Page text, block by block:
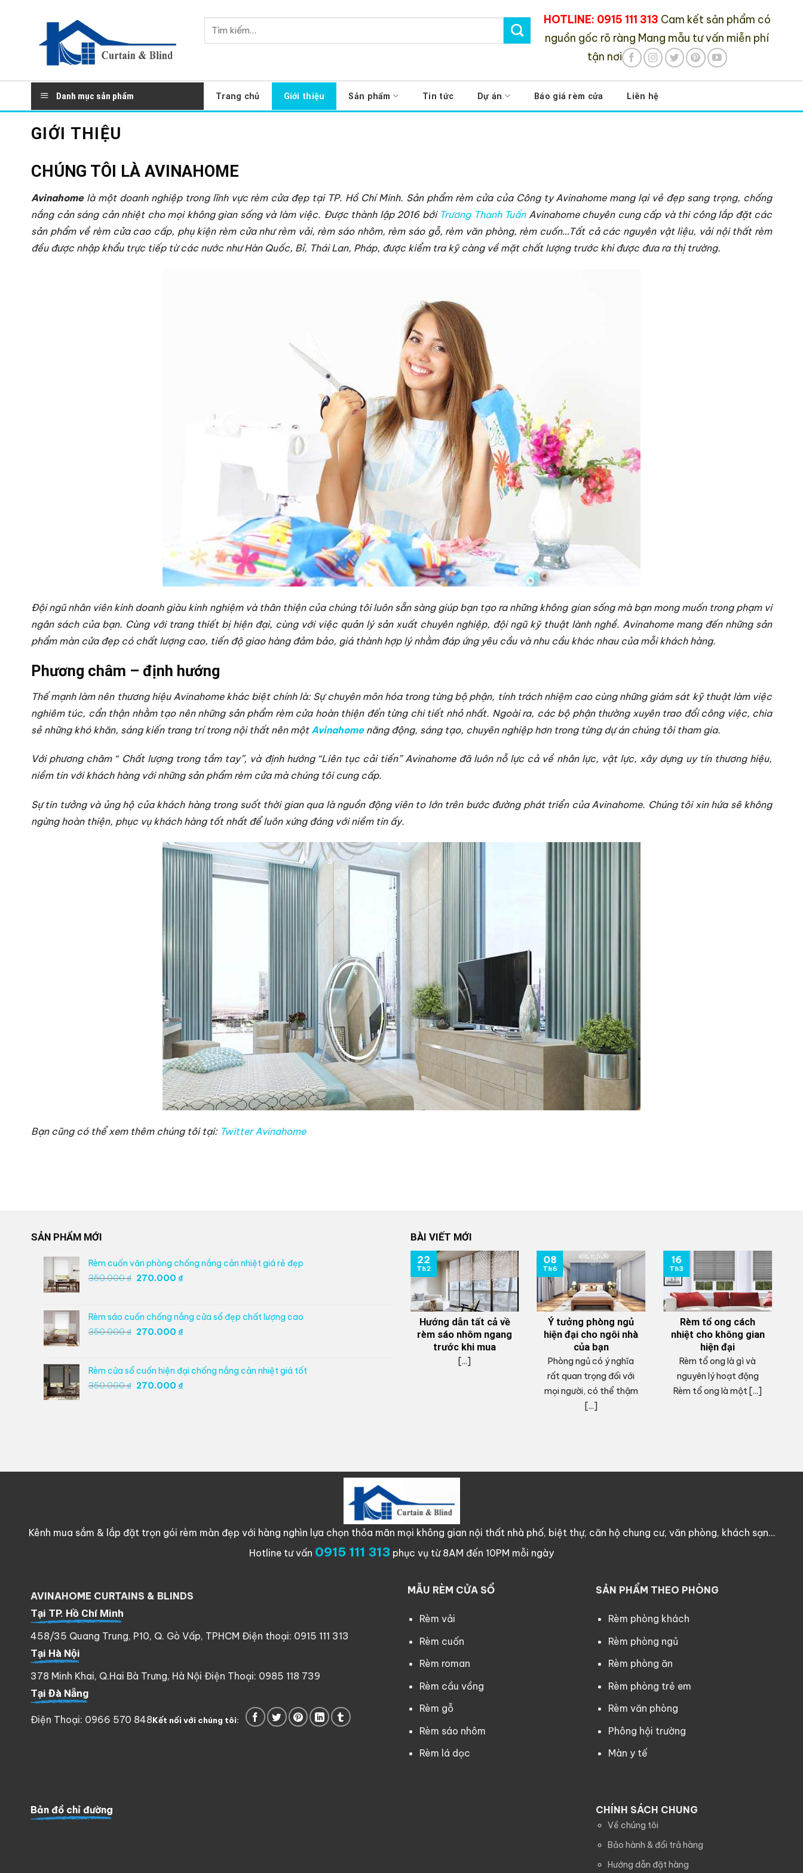
Tìm
kiếm:
HOTLINE: 0915 111 313 Cam kết sản phẩm có
nguồn gốc rõ ràng Mang mẫu tư vấn miễn phí
tận nơi
Danh mục sản phẩm Trang chủ Giới thiệu Sản phẩm Tin tức Dự án Báo giá rèm cửa Liên hệ
GIỚI THIỆU
CHÚNG TÔI LÀ AVINAHOME
Avinahomelà một doanh nghiệp trong lĩnh vực rèm cửa đẹp tại TP. Hồ Chí Minh. Sản phẩm rèm cửa của Công ty Avinahome mang lại vẻ đẹp sang trọng, chống
nắng cản sáng cản nhiệt cho mọi không gian sống và làm việc. Được thành lập 2016 bới Trương Thanh TuấnAvinahome chuyên cung cấp và thi công lắp đặt các
sản phẩm về rèm cửa cao cấp, phụ kiện rèm cửa như rèm vải, rèm sáo nhôm, rèm sáo gỗ, rèm văn phòng, rèm cuốn…Tất cả các nguyên vật liệu, vải nội thất rèm
đều được nhập khẩu trực tiếp từ các nước như Hàn Quốc, Bỉ, Thái Lan, Pháp, được kiểm tra kỹ càng về mặt chất lượng trước khi được đưa ra thị trường.
Đội ngũ nhân viên kinh doanh giàu kinh nghiệm và thân thiện của chúng tôi luôn sẵn sàng giúp bạn tạo ra những không gian sống mà bạn mong muốn trong phạm vi
ngân sách của bạn. Cùng với trang thiết bị hiện đại, cùng với việc quản lý sản xuất chuyên nghiệp, đội ngũ kỹ thuật lành nghề. Avinahome mang đến những sản
phẩm màn cửa đẹp có chất lượng cao, tiến độ giao hàng đảm bảo, giá thành hợp lý nhằm đáp ứng yêu cầu và nhu cầu khác nhau của mỗi khách hàng.
Phương châm – định hướng
Thế mạnh làm nên thương hiệu Avinahome khác biệt chính là: Sự chuyên môn hóa trong từng bộ phận, tính trách nhiệm cao cùng những giám sát kỹ thuật làm việc
nghiêm túc, cẩn thận nhằm tạo nên những sản phẩm rèm cửa hoàn thiện đến từng chi tiết nhỏ nhất. Ngoài ra, các bộ phận thường xuyên trao đổi công việc, chia
sẻ những khó khăn, sáng kiến trang trí trong nội thất nên một Avinahomenăng động, sáng tạo, chuyên nghiệp hơn trong từng dự án chúng tôi tham gia.
Với phương châm “ Chất lượng trong tầm tay”, và định hướng “Liên tục cải tiến” Avinahome đã luôn nỗ lực cả về nhân lực, vật lực, xây dựng uy tín thương hiệu,
niềm tin với khách hàng với những sản phẩm rèm cửa mà chúng tôi cung cấp.
Sự tin tưởng và ủng hộ của khách hàng trong suốt thời gian qua là nguồn động viên to lớn trên bước đường phát triển của Avinahome. Chúng tôi xin hứa sẽ không
ngừng hoàn thiện, phục vụ khách hàng tốt nhất để luôn xứng đáng với niềm tin ấy.
Bạn cũng có thể xem thêm chúng tôi tại: Twitter Avinahome
SẢN PHẨM MỚI
Rèm cuốn văn phòng chống nắng cản nhiệt giá rẻ đẹp
350.000₫ Giá
350.000 ₫.
270.000 ₫Giá
là:
270.000 ₫.
Rèm sáo cuốn chống nắng cửa sổ đẹp chất lượng cao
350.000₫ Giá
350.000 ₫.
270.000 ₫Giá
là:
270.000 ₫.
Rèm cửa sổ cuốn hiện đại chống nắng cản nhiệt giá tốt
350.000₫ Giá
270.000 ₫Giá
BÀI VIẾT MỚI
Hướng dẫn tất cả về
rèm sáo nhôm ngang
trước khi mua
[...]
22
Th2
Ý tưởng phòng ngủ
hiện đại cho ngôi nhà
của bạn
Phòng ngủ có ý nghĩa
rất quan trọng đối với
mọi người, có thể thậm
[...]
08
Th6
Rèm tổ ong cách
nhiệt cho không gian
hiện đại
Rèm tổ ong là gì và
nguyên lý hoạt động
Rèm tổ ong là một [...]
16
Th3
Kênh mua sắm & lắp đặt trọn gói rèm màn đẹp với hàng nghìn lựa chọn thỏa mãn mọi không gian nội thất nhà phố, biệt thự, căn hộ chung cư, văn phòng, khách sạn…
Hotline tư vấn 0915 111 313 phục vụ từ 8AM đến 10PM mỗi ngày
AVINAHOME CURTAINS & BLINDS
Tại TP. Hồ Chí Minh
458/35 Quang Trung, P10, Q. Gò Vấp, TPHCM Điện thoại: 0915 111 313
Tại Hà Nội
378 Minh Khai, Q.Hai Bà Trưng, Hà Nội Điện Thoại: 0985 118 739
Tại Đà Nẵng
Điện Thoại: 0966 570 848Kết nối với chúng tôi:
MẪU RÈM CỬA SỔ
Rèm vải
Rèm cuốn
Rèm roman
Rèm cầu vồng
Rèm gỗ
Rèm sáo nhôm
Rèm lá dọc
SẢN PHẨM THEO PHÒNG
Rèm phòng khách
Rèm phòng ngủ
Rèm phòng ăn
Rèm phòng trẻ em
Rèm văn phòng
Phông hội trường
Màn y tế
Bản đồ chỉ đường CHÍNH SÁCH CHUNG
Về chúng tôi
Bảo hành & đổi trả hàng
Hướng dẫn đặt hàng